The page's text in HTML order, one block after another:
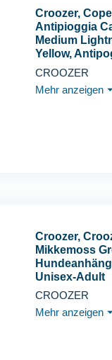
Croozer,
Antipioggia
Medium
Yellow,
Unisex-Adult
CROOZER
Mehr anzeigen
Croozer,
Mikkemoss
Unisex-Adult
CROOZER
Mehr anzeigen